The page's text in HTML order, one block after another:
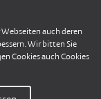
auch deren
Wir bitten Sie
Cookies auch Cookies